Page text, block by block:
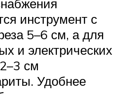
инструмент с
5–6 см, а для
и электрических
см
Удобнее